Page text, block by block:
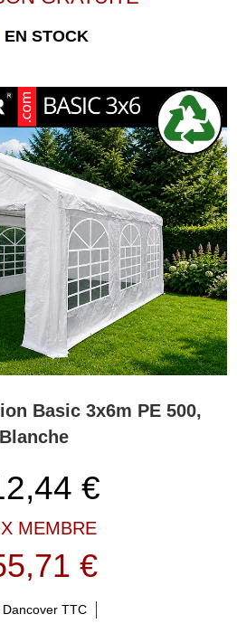
EN STOCK
Basic 3x6m PE 500,
Blanche
€
MEMBRE
€
Dancover TTC